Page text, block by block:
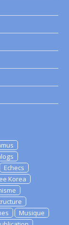
Echecs
Korea
Musique